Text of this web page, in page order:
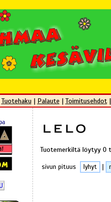
Tuotehaku| Palaute | Toimitusehdot
Tuotemerkiltä löytyy 0
sivun pituus lyhyt